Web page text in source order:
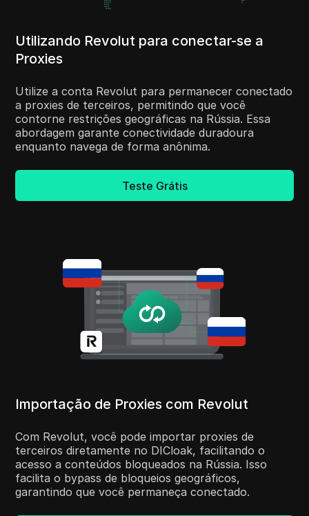
Utilizando Revolut para conectar-se a
Proxies
Utilize a conta Revolut para permanecer conectado
a proxies de terceiros, permitindo que você
contorne restrições geográficas na Rússia. Essa
abordagem garante conectividade duradoura
enquanto navega de forma anônima.
Teste Grátis
Importação de Proxies com Revolut
Com Revolut, você pode importar proxies de
terceiros diretamente no DICloak, facilitando o
acesso a conteúdos bloqueados na Rússia. Isso
facilita o bypass de bloqueios geográficos,
garantindo que você permaneça conectado.